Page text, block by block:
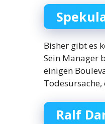
Bisher gibt es
Sein Manager
einigen
Ralf